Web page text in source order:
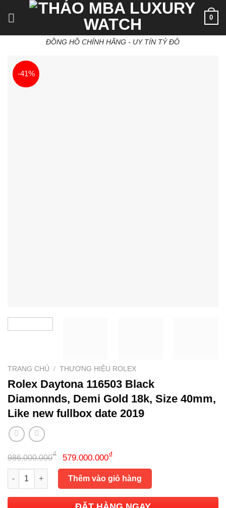
ĐỒNG HỒ CHÍNH HÃNG - UY TÍN TỶ ĐÔ
0
-41%
TRANG CHỦ / THƯƠNG HIỆU ROLEX
Rolex Daytona 116503 Black
Diamonnds, Demi Gold 18k, Size 40mm,
Like new fullbox date 2019
986.000.000₫
Giá
gốc
là:
986.000.000₫.
579.000.000₫Giá
hiện
tại
là:
579.000.000₫.
Rolex Daytona 116503 Black Diamonnds, Demi Gold 18k,
Thêm vào giỏ hàng